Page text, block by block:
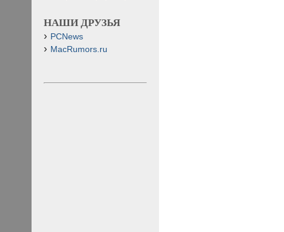
НАШИ ДРУЗЬЯ
PCNews
MacRumors.ru